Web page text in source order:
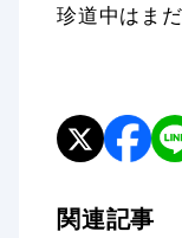
珍道中はま
関連記事